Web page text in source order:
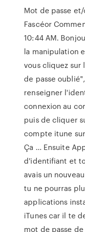
Mot de passe
Fascéor
10:44 AM.
la manipulation
vous cliquez
de passe
renseigner
connexion au
puis de cliquer
compte itune
Ça ... Ensuite
d'identifiant et
avais un
tu ne pourras
applications
iTunes car il te
mot de passe